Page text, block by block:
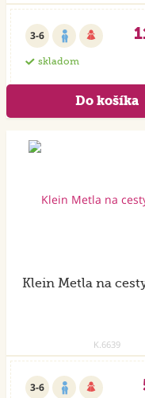
3-6
skladom
Klein Metla na
K.6639
3-6